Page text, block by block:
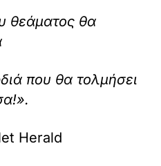
θεάματος θα
που θα τολμήσει
Herald